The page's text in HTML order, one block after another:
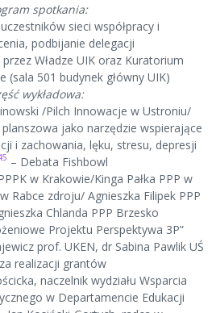
spotkania:
sieci współpracy i
podbijanie delegacji
Władze UIK oraz Kuratorium
(sala 501 budynek główny UIK)
wykładowa:
/Pilch Innowacje w Ustroniu/
planszowa jako narzędzie wspierające
i zachowania, lęku, stresu, depresji
– Debata Fishbowl
w Krakowie/Kinga Pałka PPP w
Rabce zdroju/ Agnieszka Filipek PPP
Chlanda PPP Brzesko
Projektu Perspektywa 3P”
prof. UKEN, dr Sabina Pawlik UŚ
realizacji grantów
naczelnik wydziału Wsparcia
w Departamencie Edukacji